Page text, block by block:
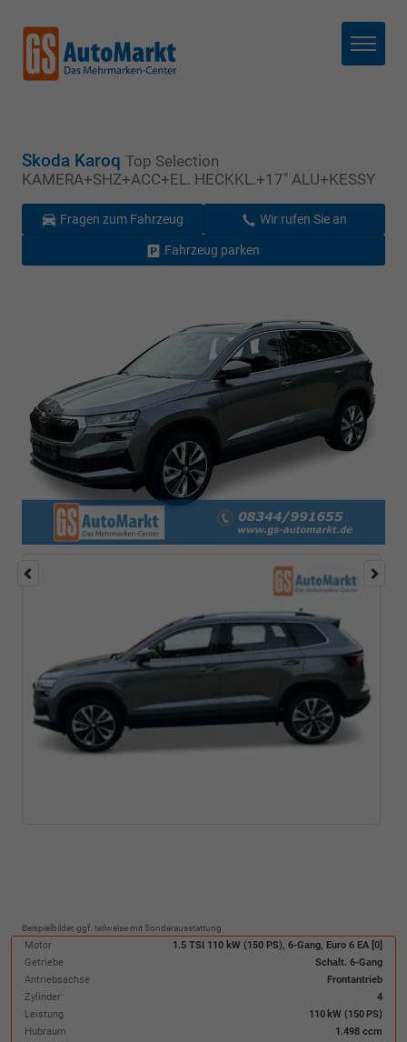
Menü
Skoda Karoq Top Selection
KAMERA+SHZ+ACC+EL. HECKKL.+17" ALU+KESSY
Fragen zum Fahrzeug Wir rufen Sie an
Fahrzeug parken
Beispielbilder, ggf. teilweise mit Sonderausstattung
Motor
1.5 TSI 110 kW (150 PS), 6-Gang, Euro 6 EA [0]
Getriebe
Schalt. 6-Gang
Antriebsachse
Frontantrieb
Zylinder
4
Leistung
110 kW (150 PS)
Hubraum
1.498 ccm